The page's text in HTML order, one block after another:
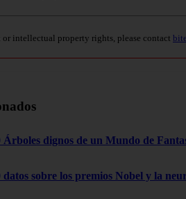
intellectual property rights, please contact
Árboles dignos de un Mundo de
datos sobre los premios Nobel y la